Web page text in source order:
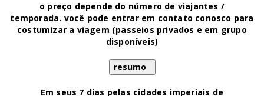
o preço depende do número de viajantes /
temporada. você pode entrar em contato conosco para
costumizar a viagem (passeios privados e em grupo
disponíveis)
Em seus 7 dias pelas cidades imperiais de